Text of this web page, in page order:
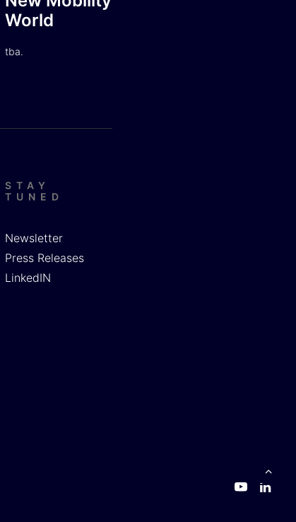
World
tba.
STAY
TUNED
Newsletter
Press Releases
LinkedIN